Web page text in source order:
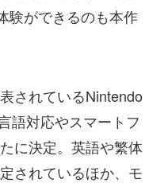
験ができるのも本作
されているNintendo
語対応やスマートフ
に決定。英語や繁体
されているほか、モ